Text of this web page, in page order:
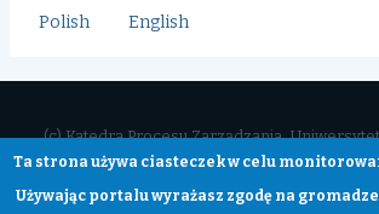
Polish English
(c) Katedra Procesu Zarządzania,
Krakowie, 31-419 Kraków, ul. Rakowicka 27,
Portal wykorzystuje dla celów statystycznych
Ta strona używa ciasteczek w celu
Używając portalu wyrażasz zgodę na